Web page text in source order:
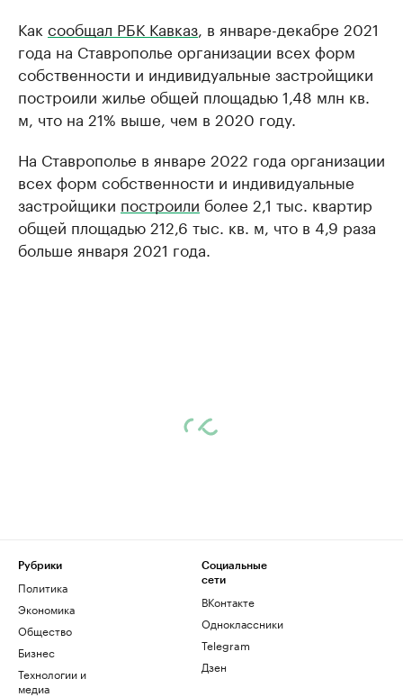
Как сообщал РБК Кавказ , в январе-декабре 2021
года на Ставрополье организации всех форм
собственности и индивидуальные застройщики
построили жилье общей площадью 1,48 млн кв.
м, что на 21% выше, чем в 2020 году.
На Ставрополье в январе 2022 года организации
всех форм собственности и индивидуальные
застройщики построили более 2,1 тыс. квартир
общей площадью 212,6 тыс. кв. м, что в 4,9 раза
больше января 2021 года.
Рубрики
Политика
Экономика
Общество
Бизнес
Технологии и
медиа
Социальные
сети
ВКонтакте
Одноклассники
Telegram
Дзен